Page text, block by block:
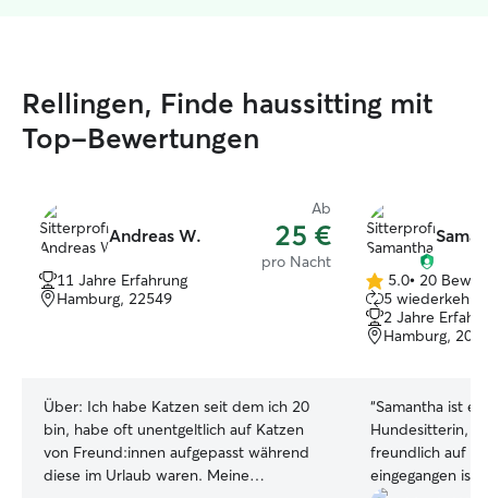
Rellingen, Finde haussitting mit
Top-Bewertungen
Andreas W.
Ab
25 €
pro Nacht
11 Jahre Erfahrung
Hamburg, 22549
Über: Ich habe Katzen seit dem ich 20
bin, habe oft unentgeltlich auf Katzen
von Freund:innen aufgepasst während
diese im Urlaub waren. Meine
5.0
von
5
Sternen
5.0• 20
5
2 Jahre
Hamburg,
“Samantha ist
Hundesitterin,
freundlich auf
eingegangen